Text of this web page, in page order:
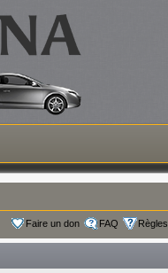
Faire un don FAQ Règles